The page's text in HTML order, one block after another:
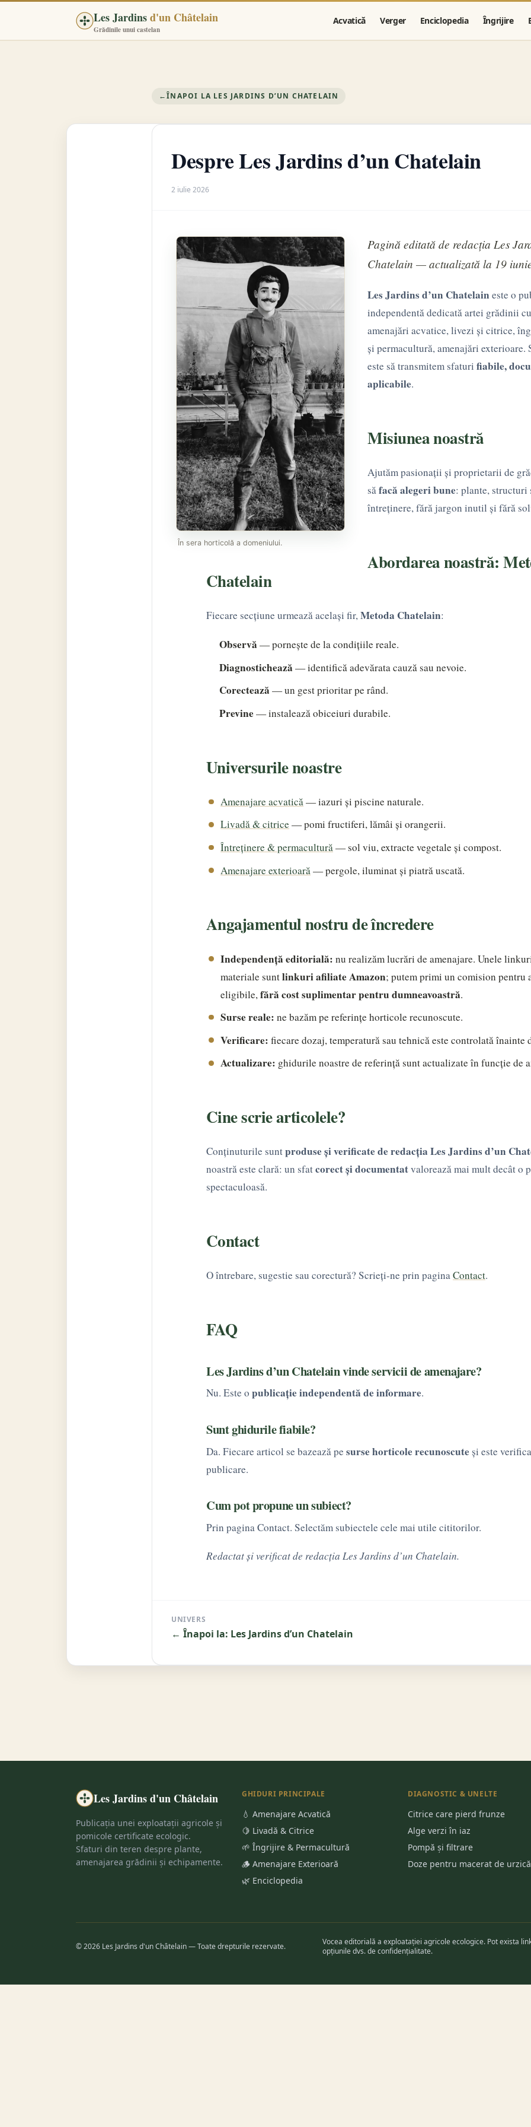
Les Jardinsd'un Châtelain
Grădinile unui castelan
Acvatică Verger Enciclopedia Îngrijire
←ÎNAPOI LA LES JARDINS D’UN CHATELAIN
Despre Les Jardins d’un Chatelain
2 iulie 2026
În sera horticolă a domeniului.
Pagină editată de redacția Les
Chatelain — actualizată la 19
Les Jardins d’un Chatelain este o
independentă dedicată artei grădinii
amenajări acvatice, livezi și citrice,
și permacultură, amenajări exterioare.
este să transmitem sfaturifiabile,
aplicabile.
Misiunea noastră
Ajutăm pasionații și proprietarii de
săfacă alegeri bune: plante, structuri
întreținere, fără jargon inutil și fără
Abordarea noastră:
Chatelain
Fiecare secțiune urmează același fir,Metoda Chatelain:
Observă — pornește de la condițiile reale.
Diagnostichează — identifică adevărata cauză sau nevoie.
Corectează — un gest prioritar pe rând.
Previne — instalează obiceiuri durabile.
Universurile noastre
Amenajare acvatică— iazuri și piscine naturale.
Livadă & citrice — pomi fructiferi, lămâi și orangerii.
Întreținere & permacultură— sol viu, extracte vegetale și compost.
Amenajare exterioară— pergole, iluminat și piatră uscată.
Angajamentul nostru de încredere
Independență editorială: nu realizăm lucrări de amenajare. Unele
materiale suntlinkuri afiliate Amazon; putem primi un comision pentru
eligibile,fără cost suplimentar pentru dumneavoastră.
Surse reale: ne bazăm pe referințe horticole recunoscute.
Verificare: fiecare dozaj, temperatură sau tehnică este controlată înainte
Actualizare: ghidurile noastre de referință sunt actualizate în funcție de
Cine scrie articolele?
Conținuturile suntproduse și verificate de redacția Les Jardins d’un
noastră este clară: un sfatcorect și documentatvalorează mai mult decât o
spectaculoasă.
Contact
O întrebare, sugestie sau corectură? Scrieți-ne prin paginaContact.
FAQ
Les Jardins d’un Chatelain vinde servicii de amenajare?
Nu. Este o publicație independentă de informare.
Sunt ghidurile fiabile?
Da. Fiecare articol se bazează pe surse horticole recunoscute și este
publicare.
Cum pot propune un subiect?
Prin pagina Contact. Selectăm subiectele cele mai utile cititorilor.
Redactat și verificat de redacția Les Jardins d’un Chatelain.
UNIVERS
← Înapoi la: Les Jardins d’un Chatelain
Les Jardins d'un Châtelain
Publicația unei exploatații agricole și
pomicole certificate ecologic.
Sfaturi din teren despre plante,
amenajarea grădinii și echipamente.
GHIDURI PRINCIPALE
💧 Amenajare Acvatică
🍋 Livadă & Citrice
🌱 Îngrijire & Permacultură
🪵 Amenajare Exterioară
🌿 Enciclopedia
DIAGNOSTIC & UNELTE
Citrice care pierd frunze
Alge verzi în iaz
Pompă și filtrare
Doze pentru macerat de urzică
© 2026 Les Jardins d'un Châtelain — Toate drepturile rezervate.
Vocea editorială a exploatației agricole ecologice. Pot exista
opțiunile dvs. de confidențialitate.